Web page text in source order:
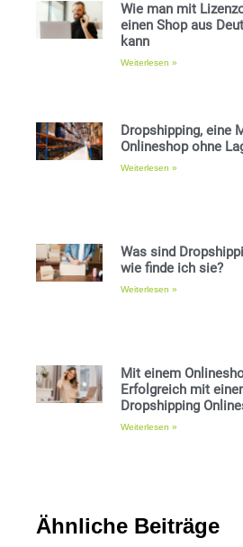
Wie man mit
einen Shop aus
kann
Weiterlesen »
Dropshipping, eine
Onlineshop ohne
Weiterlesen »
Was sind
wie finde ich sie?
Weiterlesen »
Mit einem
Erfolgreich mit
Dropshipping
Weiterlesen »
Ähnliche Beiträge